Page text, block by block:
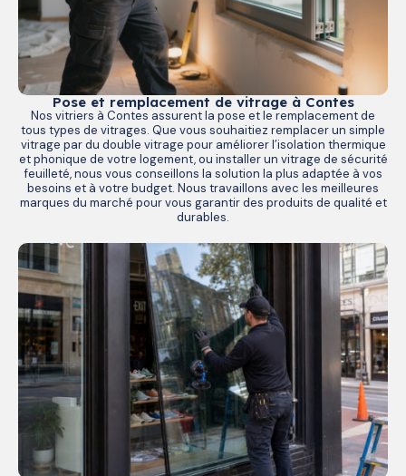
Pose et remplacement de vitrage à Contes
Nos vitriers à Contes assurent la pose et le remplacement de
tous types de vitrages. Que vous souhaitiez remplacer un simple
vitrage par du double vitrage pour améliorer l’isolation thermique
et phonique de votre logement, ou installer un vitrage de sécurité
feuilleté, nous vous conseillons la solution la plus adaptée à vos
besoins et à votre budget. Nous travaillons avec les meilleures
marques du marché pour vous garantir des produits de qualité et
durables.